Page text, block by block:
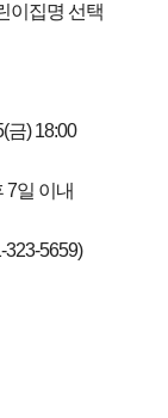
이집명 선택
금) 18:00
7일 이내
5659)